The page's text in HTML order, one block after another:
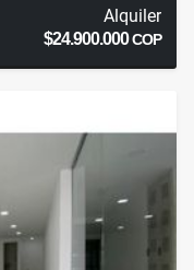
Alquiler
$24.900.000COP